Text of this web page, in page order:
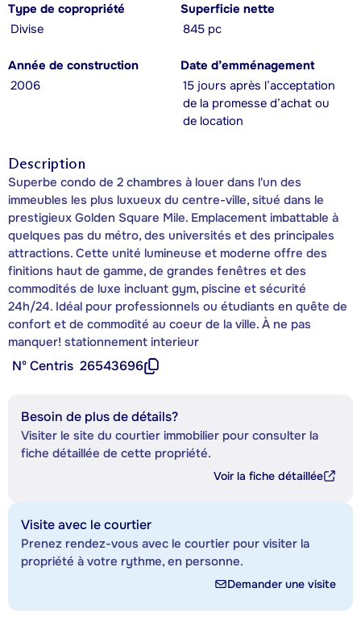
Type de copropriété
Divise
Superficie nette
845 pc
Année de construction
2006
Date d’emménagement
15 jours après l’acceptation
de la promesse d’achat ou
de location
Description
Superbe condo de 2 chambres à louer dans l'un des
immeubles les plus luxueux du centre-ville, situé dans le
prestigieux Golden Square Mile. Emplacement imbattable à
quelques pas du métro, des universités et des principales
attractions. Cette unité lumineuse et moderne offre des
finitions haut de gamme, de grandes fenêtres et des
commodités de luxe incluant gym, piscine et sécurité
24h/24. Idéal pour professionnels ou étudiants en quête de
confort et de commodité au coeur de la ville. À ne pas
manquer! stationnement interieur
Nº Centris 26543696
Besoin de plus de détails?
Visiter le site du courtier immobilier pour consulter la
fiche détaillée de cette propriété.
Voir la fiche détaillée
Visite avec le courtier
Prenez rendez-vous avec le courtier pour visiter la
propriété à votre rythme, en personne.
Demander une visite